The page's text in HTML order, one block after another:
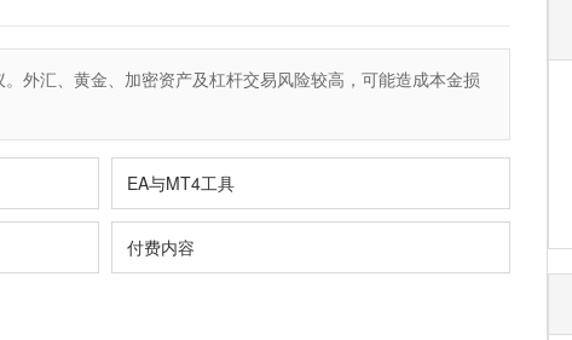
外汇、黄金、加密资产及杠杆交易风险较高，可能造成本金损
EA与MT4工具
付费内容